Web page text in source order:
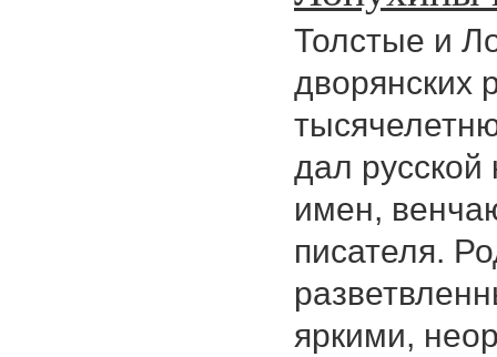
Толстые и
дворянских
дал русской
имен,
писателя.
яркими,